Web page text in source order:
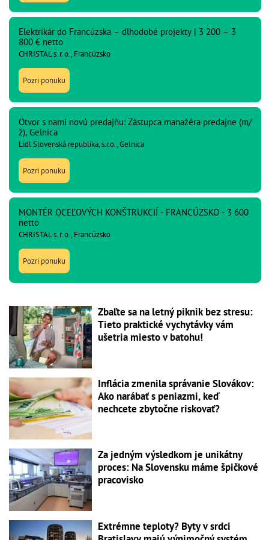
Elektrikár do Francúzska – dlhodobé projekty | 3 200 – 3
800 € netto
CHRISTAL s. r. o., Francúzsko
Pozri ponuku
Otvor s nami novú predajňu: Zástupca manažéra predajne (m/
ž), Gelnica
Lidl Slovenská republika, s.r.o., Gelnica
Pozri ponuku
MONTÉR OCEĽOVÝCH KONŠTRUKCIÍ - FRANCÚZSKO - 3 600
netto
CHRISTAL s. r. o., Francúzsko
Pozri ponuku
Zbaľte sa na letný piknik bez stresu:
Tieto praktické vychytávky vám
ušetria miesto v batohu!
Inflácia zmenila správanie Slovákov:
Ako narábať s peniazmi, keď
nechcete zbytočne riskovať?
Za jedným výsledkom je unikátny
proces: Na Slovensku máme špičkové
pracovisko
Extrémne teploty? Byty v srdci